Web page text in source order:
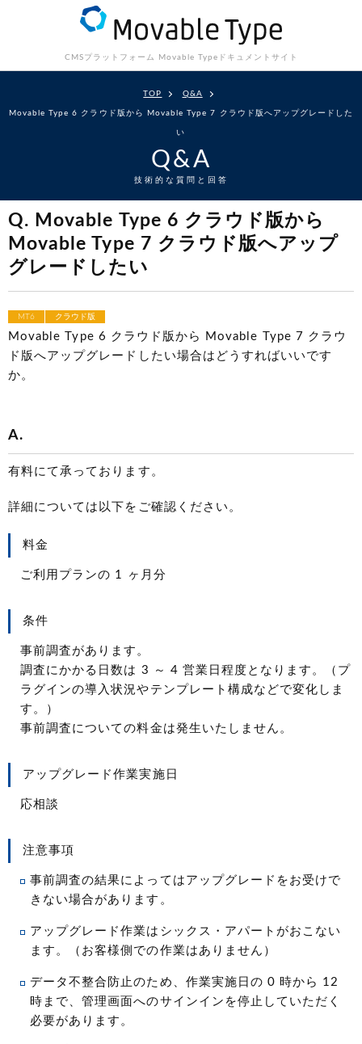
CMSプラットフォーム Movable Type ドキュメントサイト
TOP Q&A
Movable Type 6 クラウド版から Movable Type 7 クラウド版へアップグレードした
い
Q&A
技術的な質問と回答
Q. Movable Type 6 クラウド版から
Movable Type 7 クラウド版へアップ
グレードしたい
MT6 クラウド版
Movable Type 6 クラウド版から Movable Type 7 クラウ
ド版へアップグレードしたい場合はどうすればいいです
か。
A.
有料にて承っております。
詳細については以下をご確認ください。
料金
ご利用プランの 1 ヶ月分
条件
事前調査があります。
調査にかかる日数は 3 ～ 4 営業日程度となります。（プ
ラグインの導入状況やテンプレート構成などで変化しま
す。）
事前調査についての料金は発生いたしません。
アップグレード作業実施日
応相談
注意事項
事前調査の結果によってはアップグレードをお受けで
きない場合があります。
アップグレード作業はシックス・アパートがおこない
ます。（お客様側での作業はありません）
データ不整合防止のため、作業実施日の 0 時から 12
時まで、管理画面へのサインインを停止していただく
必要があります。